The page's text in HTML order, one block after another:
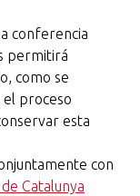
conferencia
permitirá
como se
proceso
esta
con
Catalunya